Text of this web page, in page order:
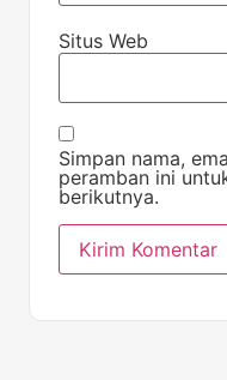
Situs Web
Simpan nama,
peramban ini
berikutnya.